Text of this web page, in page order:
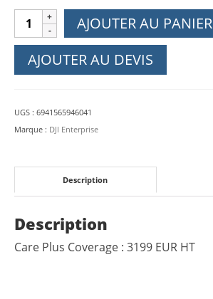
quantité
de
Care
Upgrade
Mavic
AJOUTER AU PANIER
AJOUTER AU DEVIS
UGS : 6941565946041
Marque : DJI Enterprise
Description
Description
Care Plus Coverage : 3199 EUR HT